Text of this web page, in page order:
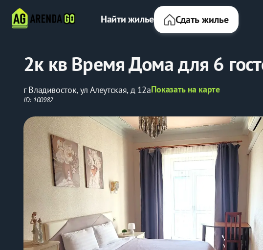
Найти жилье Сдать жилье
2к кв Время Дома для 6
г Владивосток, ул Алеутская, д 12аПоказать на карте
ID: 100982